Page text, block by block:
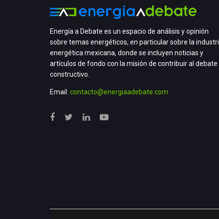
Energía a Debate es un espacio de análisis y opinión
sobre temas energéticos, en particular sobre la
energética mexicana, donde se incluyen noticias y
artículos de fondo con la misión de contribuir al debate
constructivo.
Email: contacto@energiaadebate.com